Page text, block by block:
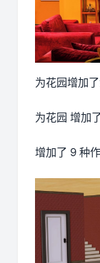
为花园增加
为花园 增加
增加了 9 种